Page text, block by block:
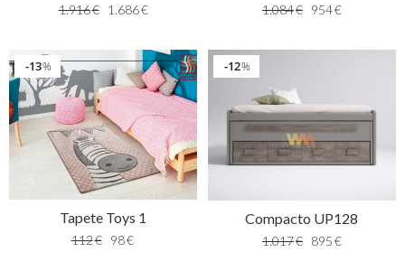
1.916€ 1.686€ 1.084€ 954€
%
13
Tapete Toys 1
112€ 98€
%
12
Compacto UP128
1.017€ 895€